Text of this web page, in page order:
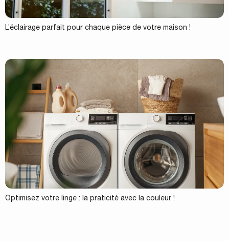
L’éclairage parfait pour chaque pièce de votre maison !
Optimisez votre linge : la praticité avec la couleur !